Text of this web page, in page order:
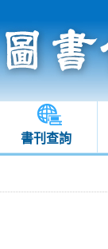
書刊查詢